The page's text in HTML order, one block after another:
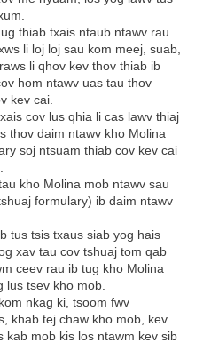
thiab txais ntaub ntawv rau
li loj loj sau kom meej, suab,
li qhov kev thov thiab ib
hom ntawv uas tau thov
kev cai.
cov lus qhia li cas lawv thiaj
thov daim ntawv kho Molina
soj ntsuam thiab cov kev cai
kho Molina mob ntawv sau
formulary) ib daim ntawv
tus tsis txaus siab yog hais
xav tau cov tshuaj tom qab
ceev rau ib tug kho Molina
lus tsev kho mob.
nkag ki, tsoom fwv
khab tej chaw kho mob, kev
kab mob kis los ntawm kev sib